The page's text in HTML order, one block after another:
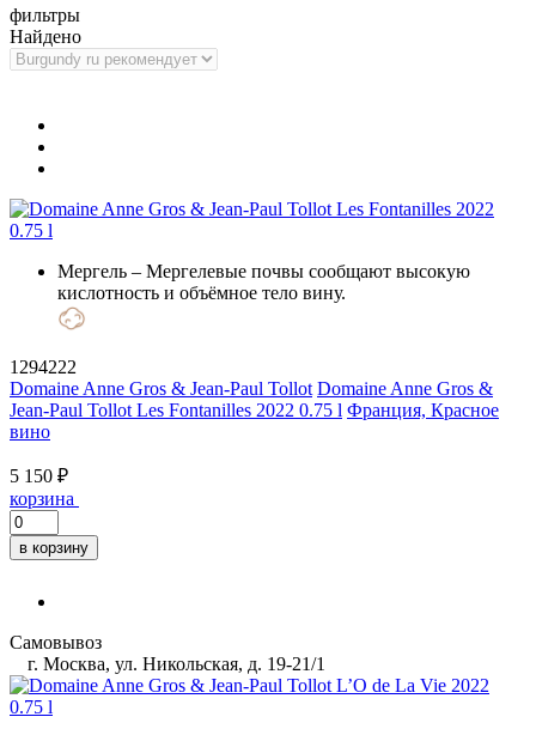
фильтры
Найдено
Мергель – Мергелевые почвы сообщают высокую
кислотность и объёмное тело вину.
1294222
Domaine Anne Gros & Jean-Paul Tollot Domaine Anne Gros &
Jean-Paul Tollot Les Fontanilles 2022 0.75 l Франция, Красное
вино
5 150 ₽
корзина
в корзину
Самовывоз
г. Москва, ул. Никольская, д. 19-21/1